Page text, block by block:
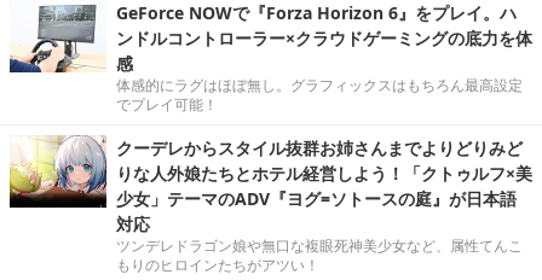
GeForce NOWで『Forza Horizon 6』をプレイ。ハ
ンドルコントローラー×クラウドゲーミングの底力を体
感
体感的にラグはほぼ無し。グラフィックスはもちろん最高設定
でプレイ可能！
クーデレからスタイル抜群お姉さんまでよりどりみど
りな人外娘たちとホテル経営しよう！「クトゥルフ×美
少女」テーマのADV『ヨグ=ソトースの庭』が日本語
対応
ツンデレドラゴン娘や無口な複眼死神美少女など、属性てんこ
もりのヒロインたちがアツい！